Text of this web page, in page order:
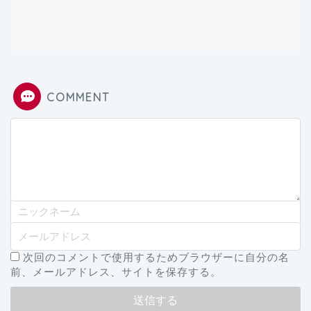
COMMENT
次回のコメントで使用するためブラウザーに自分の名
前、メールアドレス、サイトを保存する。